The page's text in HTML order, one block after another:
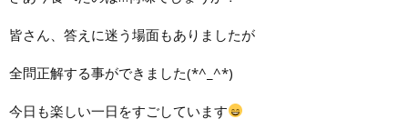
皆さん、答えに迷う場面もありましたが
全問正解する事ができました(*^_^*)
今日も楽しい一日をすごしています